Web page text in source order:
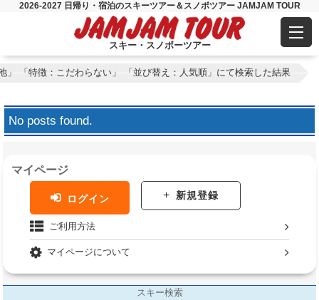
2026-2027 日帰り・宿泊のスキーツアー＆スノボツアー JAMJAM TOUR
スキー・スノボーツアー
「特徴：こだわらない」 「並び替え：人気順」にて検索した結果
No posts found.
マイページ
ログイン 新規登録
ご利用方法
マイページについて
スキー検索